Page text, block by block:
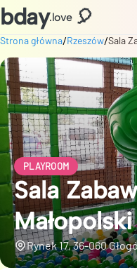
bday.love 🎈
Strona główna/Rzeszów/Sala
PLAYROOM
Sala
Małopolski
Rynek 17, 36-060